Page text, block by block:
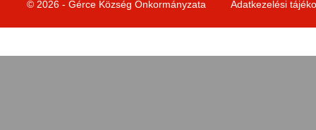
© 2026 - Gérce Község Önkormányzata Adatkezelési